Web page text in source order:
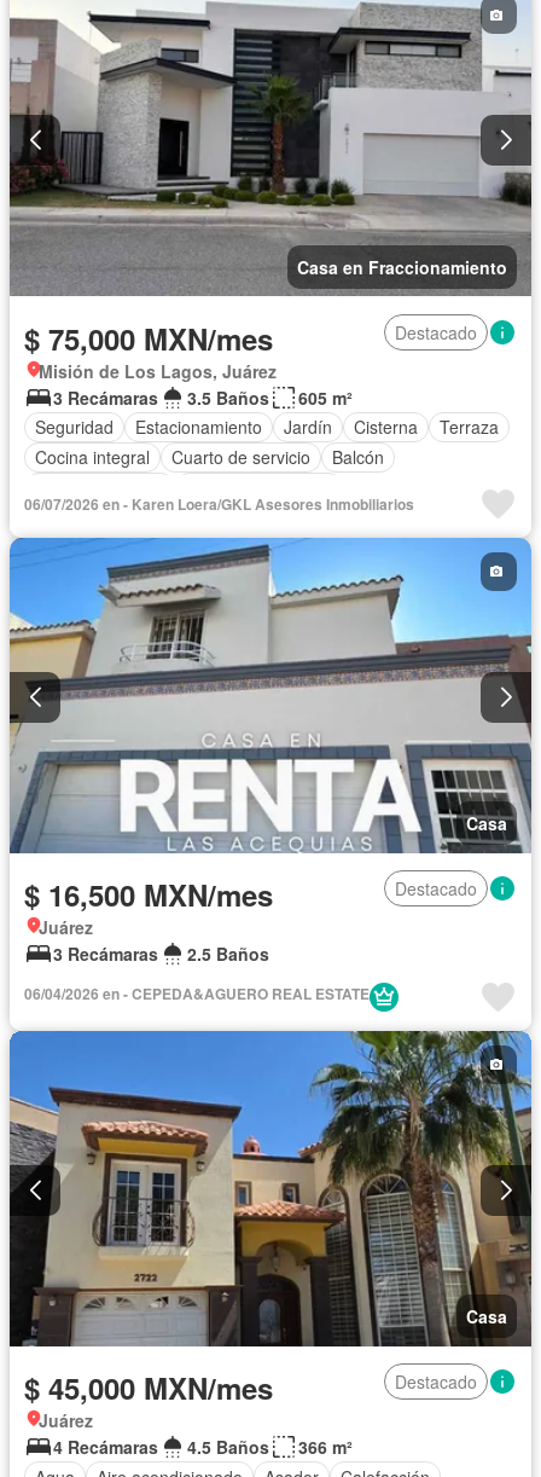
Casa en Fraccionamiento
$ 75,000 MXN/mes
Destacado
Misión de Los Lagos, Juárez
3 Recámaras
3.5 Baños
605 m²
Seguridad
Estacionamiento Jardín Cisterna
Terraza
Cocina integral
Cuarto de servicio
Balcón
Circuito cerrado de televisión
Electricidad
Jacuzzi
Calefacción Gas natural
Recámara con closet
Caseta de vigilancia
Conserje
Permite niños
Completamente amueblado
06/07/2026 en - Karen Loera/GKL Asesores Inmobiliarios
Casa
$ 16,500 MXN/mes
Destacado
Juárez
3 Recámaras
2.5 Baños
06/04/2026 en - CEPEDA&AGUERO REAL ESTATE
Casa
$ 45,000 MXN/mes
Destacado
Juárez
4 Recámaras
4.5 Baños
366 m²